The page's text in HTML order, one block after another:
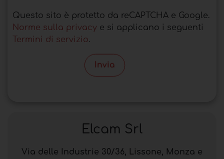
Questo sito è protetto da reCAPTCHA e Google.
Norme sulla privacy e si applicano i seguenti
Termini di servizio.
Invia
Elcam Srl
Via delle Industrie 30/36, Lissone, Monza e